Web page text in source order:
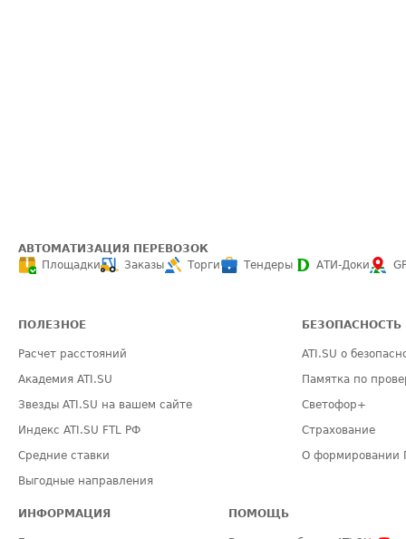
АВТОМАТИЗАЦИЯ ПЕРЕВОЗОК
Площадки
Заказы Торги Тендеры АТИ-Доки
ПОЛЕЗНОЕ
Расчет расстояний
Академия ATI.SU
Звезды ATI.SU на вашем сайте
Индекс ATI.SU FTL РФ
Средние ставки
Выгодные направления
БЕЗОПАСНОСТЬ
ATI.SU о
Памятка по
Светофор+
Страхование
О формировании
ИНФОРМАЦИЯ ПОМОЩЬ